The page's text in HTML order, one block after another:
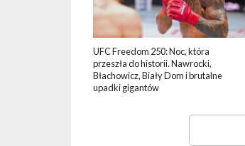
UFC Freedom 250: Noc, która
przeszła do historii. Nawrocki,
Błachowicz, Biały Dom i brutalne
upadki gigantów